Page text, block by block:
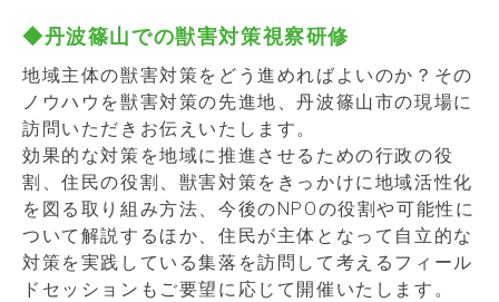
◆丹波篠山での獣害対策視察研修
地域主体の獣害対策をどう進めればよいのか？その
ノウハウを獣害対策の先進地、丹波篠山市の現場に
訪問いただきお伝えいたします。
効果的な対策を地域に推進させるための行政の役
割、住民の役割、獣害対策をきっかけに地域活性化
を図る取り組み方法、今後のNPOの役割や可能性に
ついて解説するほか、住民が主体となって自立的な
対策を実践している集落を訪問して考えるフィール
ドセッションもご要望に応じて開催いたします。